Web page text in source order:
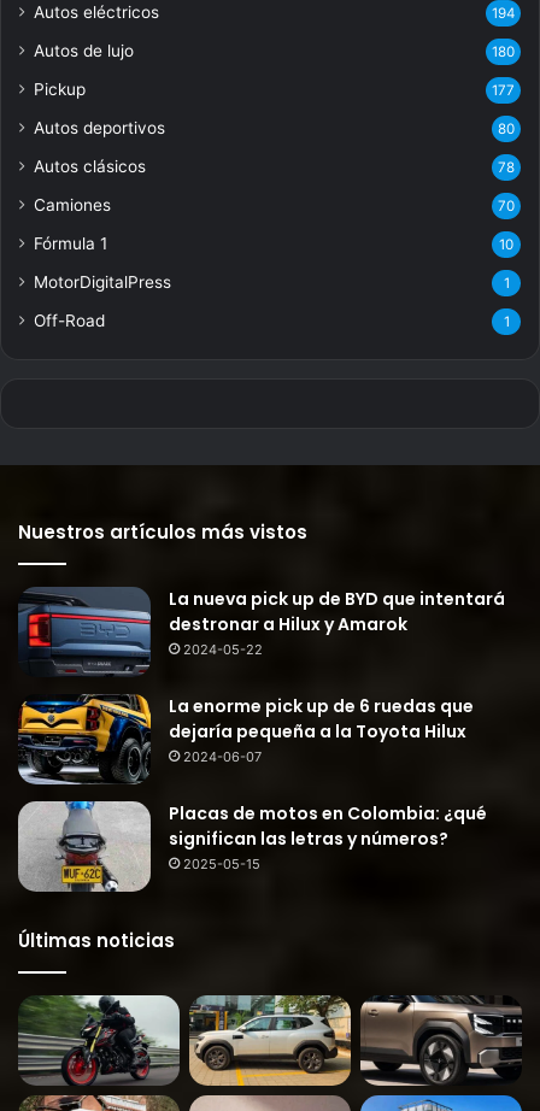
Autos eléctricos 194
Autos de lujo 180
Pickup 177
Autos deportivos 80
Autos clásicos 78
Camiones 70
Fórmula 1 10
MotorDigitalPress 1
Off-Road 1
Nuestros artículos más vistos
La nueva pick up de BYD que intentará
destronar a Hilux y Amarok
2024-05-22
La enorme pick up de 6 ruedas que
dejaría pequeña a la Toyota Hilux
2024-06-07
Placas de motos en Colombia: ¿qué
significan las letras y números?
2025-05-15
Últimas noticias